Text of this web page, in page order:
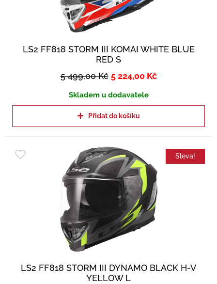
LS2 FF818 STORM III KOMAI WHITE BLUE
RED S
5 499,00Kč 5 224,00 Kč
Skladem u dodavatele
Přidat do košíku
Sleva!
LS2 FF818 STORM III DYNAMO BLACK H-V
YELLOW L